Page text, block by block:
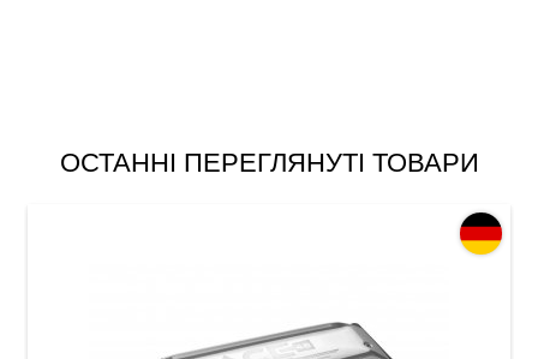
ОСТАННІ ПЕРЕГЛЯНУТІ ТОВАРИ